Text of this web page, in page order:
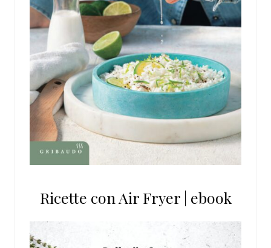
Ricette con Air Fryer | ebook